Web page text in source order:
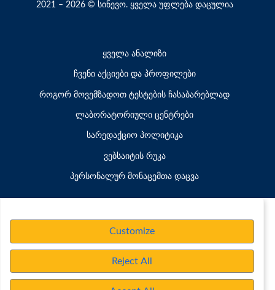
2021 – 2026 © სინევო. ყველა უფლება დაცულია
ყველა ანალიზი
ჩვენი აქციები და პროფილები
როგორ მოვემზადოთ ტესტების ჩასაბარებლად
ლაბორატორიული ცენტრები
სარედაქციო პოლიტიკა
ვებსაიტის რუკა
პერსონალურ მონაცემთა დაცვა
Customize
Reject All